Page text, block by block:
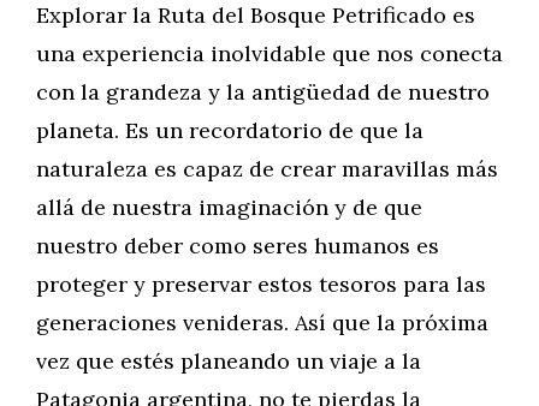
Explorar la Ruta del Bosque Petrificado es
una experiencia inolvidable que nos conecta
con la grandeza y la antigüedad de nuestro
planeta. Es un recordatorio de que la
naturaleza es capaz de crear maravillas más
allá de nuestra imaginación y de que
nuestro deber como seres humanos es
proteger y preservar estos tesoros para las
generaciones venideras. Así que la próxima
vez que estés planeando un viaje a la
Patagonia argentina, no te pierdas la